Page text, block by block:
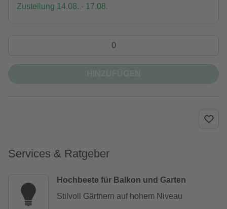
Zustellung 14.08. - 17.08.
Services & Ratgeber
Hochbeete für Balkon und Garten
Stilvoll Gärtnern auf hohem Niveau